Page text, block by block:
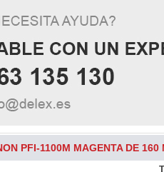
PFI-1100M MAGENTA DE 160